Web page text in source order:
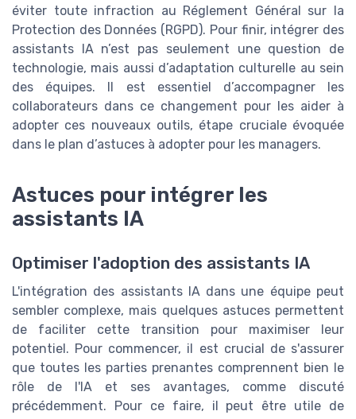
éviter toute infraction au Réglement Général sur la
Protection des Données (RGPD). Pour finir, intégrer des
assistants IA n’est pas seulement une question de
technologie, mais aussi d’adaptation culturelle au sein
des équipes. Il est essentiel d’accompagner les
collaborateurs dans ce changement pour les aider à
adopter ces nouveaux outils, étape cruciale évoquée
dans le plan d’astuces à adopter pour les managers.
Astuces pour intégrer les
assistants IA
Optimiser l'adoption des assistants IA
L'intégration des assistants IA dans une équipe peut
sembler complexe, mais quelques astuces permettent
de faciliter cette transition pour maximiser leur
potentiel. Pour commencer, il est crucial de s'assurer
que toutes les parties prenantes comprennent bien le
rôle de l'IA et ses avantages, comme discuté
précédemment. Pour ce faire, il peut être utile de